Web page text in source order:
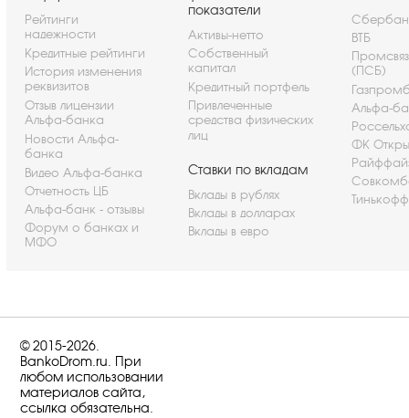
Рейтинги
надежности
Кредитные рейтинги
История изменения
реквизитов
Отзыв лицензии
Альфа-банка
Новости Альфа-
банка
Видео Альфа-банка
Отчетность ЦБ
Альфа-банк - отзывы
Форум о банках и
МФО
показатели
Активы-нетто
Собственный
капитал
Кредитный портфель
Привлеченные
средства физических
лиц
Ставки по вкладам
Вклады в рублях
Вклады в долларах
Вклады в евро
ВТБ
(ПСБ)
Альфа-
ФК
© 2015-2026.
BankoDrom.ru. При
любом использовании
материалов сайта,
ссылка обязательна.